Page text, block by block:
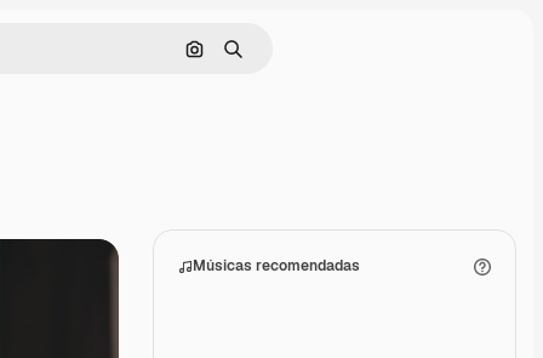
Pesquisar por imagem
Buscar
Músicas recomendadas